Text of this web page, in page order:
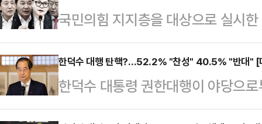
공정㈜에 의뢰해 지난 23~24일 이
대한 지지율은 30.4%(매우 지지
'지지하지 않는다'는 응답은
않는 편 5.7%)였다. 직전 조사(9
국민의힘 지지층을 대상으로 실시
세훈 서울특별시장과 한동훈 국민
전 국토교통부 장관이 오차범위
뚜렷한 것으로 나타났다. 12·3 계
대선 구도가 4파전으로 재편되고
한덕수 대행 탄핵?…52.2% "찬성" 40.5% "반대" [
한덕수 대통령 권한대행이 야당으
탄핵 찬반에 관한 국민 여론도 지지